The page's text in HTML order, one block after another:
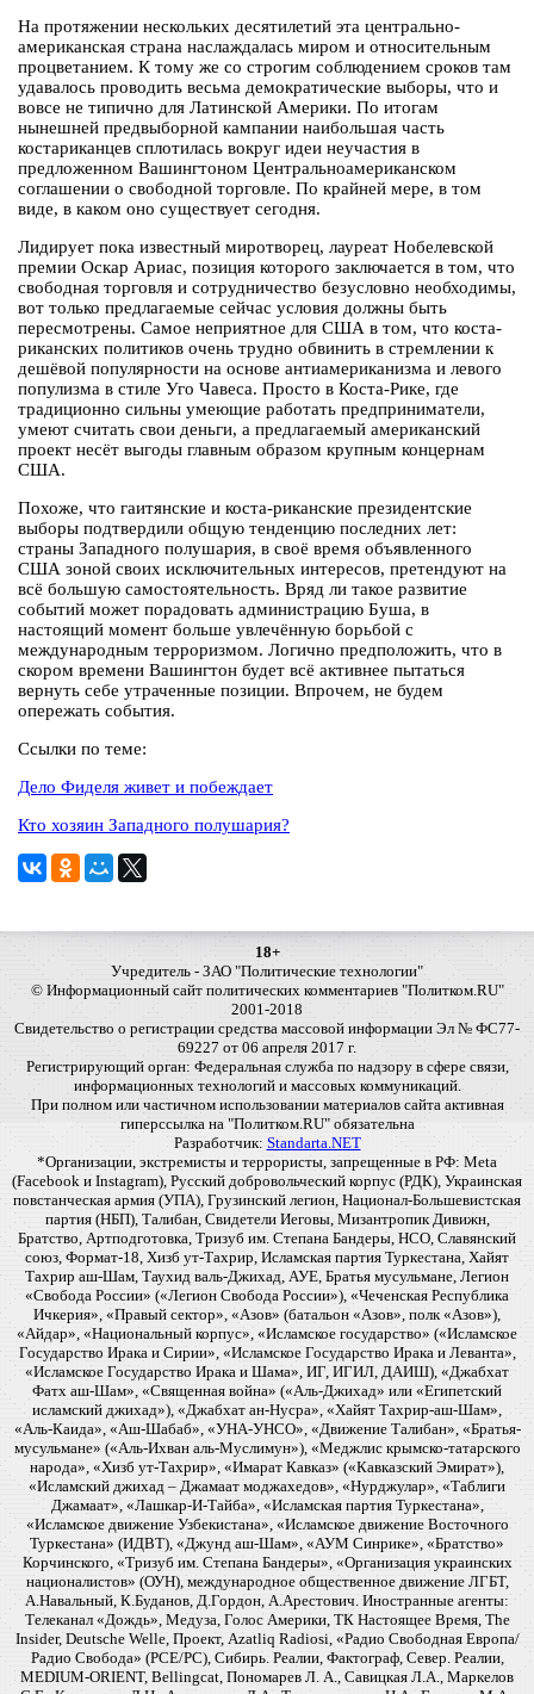
На протяжении нескольких десятилетий эта центрально-
американская страна наслаждалась миром и относительным
процветанием. К тому же со строгим соблюдением сроков там
удавалось проводить весьма демократические выборы, что и
вовсе не типично для Латинской Америки. По итогам
нынешней предвыборной кампании наибольшая часть
костариканцев сплотилась вокруг идеи неучастия в
предложенном Вашингтоном Центральноамериканском
соглашении о свободной торговле. По крайней мере, в том
виде, в каком оно существует сегодня.
Лидирует пока известный миротворец, лауреат Нобелевской
премии Оскар Ариас, позиция которого заключается в том, что
свободная торговля и сотрудничество безусловно необходимы,
вот только предлагаемые сейчас условия должны быть
пересмотрены. Самое неприятное для США в том, что коста-
риканских политиков очень трудно обвинить в стремлении к
дешёвой популярности на основе антиамериканизма и левого
популизма в стиле Уго Чавеса. Просто в Коста-Рике, где
традиционно сильны умеющие работать предприниматели,
умеют считать свои деньги, а предлагаемый американский
проект несёт выгоды главным образом крупным концернам
США.
Похоже, что гаитянские и коста-риканские президентские
выборы подтвердили общую тенденцию последних лет:
страны Западного полушария, в своё время объявленного
США зоной своих исключительных интересов, претендуют на
всё большую самостоятельность. Вряд ли такое развитие
событий может порадовать администрацию Буша, в
настоящий момент больше увлечённую борьбой с
международным терроризмом. Логично предположить, что в
скором времени Вашингтон будет всё активнее пытаться
вернуть себе утраченные позиции. Впрочем, не будем
опережать события.
Ссылки по теме:
Дело Фиделя живет и побеждает
Кто хозяин Западного полушария?
18+
Учредитель - ЗАО "Политические технологии"
© Информационный сайт политических комментариев "Политком.RU"
2001-2018
Свидетельство о регистрации средства массовой информации Эл № ФС77-
69227 от 06 апреля 2017 г.
Регистрирующий орган: Федеральная служба по надзору в сфере связи,
информационных технологий и массовых коммуникаций.
При полном или частичном использовании материалов сайта активная
гиперссылка на "Политком.RU" обязательна
Разработчик: Standarta.NET
*Организации, экстремисты и террористы, запрещенные в РФ: Meta
(Facebook и Instagram), Русский добровольческий корпус (РДК), Украинская
повстанческая армия (УПА), Грузинский легион, Национал-Большевистская
партия (НБП), Талибан, Свидетели Иеговы, Мизантропик Дивижн,
Братство, Артподготовка, Тризуб им. Степана Бандеры, НСО, Славянский
союз, Формат-18, Хизб ут-Тахрир, Исламская партия Туркестана, Хайят
Тахрир аш-Шам, Таухид валь-Джихад, АУЕ, Братья мусульмане, Легион
«Свобода России» («Легион Свобода России»), «Чеченская Республика
Ичкерия», «Правый сектор», «Азов» (батальон «Азов», полк «Азов»),
«Айдар», «Национальный корпус», «Исламское государство» («Исламское
Государство Ирака и Сирии», «Исламское Государство Ирака и Леванта»,
«Исламское Государство Ирака и Шама», ИГ, ИГИЛ, ДАИШ), «Джабхат
Фатх аш-Шам», «Священная война» («Аль-Джихад» или «Египетский
исламский джихад»), «Джабхат ан-Нусра», «Хайят Тахрир-аш-Шам»,
«Аль-Каида», «Аш-Шабаб», «УНА-УНСО», «Движение Талибан», «Братья-
мусульмане» («Аль-Ихван аль-Муслимун»), «Меджлис крымско-татарского
народа», «Хизб ут-Тахрир», «Имарат Кавказ» («Кавказский Эмират»),
«Исламский джихад – Джамаат моджахедов», «Нурджулар», «Таблиги
Джамаат», «Лашкар-И-Тайба», «Исламская партия Туркестана»,
«Исламское движение Узбекистана», «Исламское движение Восточного
Туркестана» (ИДВТ), «Джунд аш-Шам», «АУМ Синрике», «Братство»
Корчинского, «Тризуб им. Степана Бандеры», «Организация украинских
националистов» (ОУН), международное общественное движение ЛГБТ,
А.Навальный, К.Буданов, Д.Гордон, А.Арестович. Иностранные агенты:
Телеканал «Дождь», Медуза, Голос Америки, ТК Настоящее Время, The
Insider, Deutsche Welle, Проект, Azatliq Radiosi, «Радио Свободная Европа/
Радио Свобода» (PCE/PC), Сибирь. Реалии, Фактограф, Север. Реалии,
MEDIUM-ORIENT, Bellingcat, Пономарев Л. А., Савицкая Л.А., Маркелов